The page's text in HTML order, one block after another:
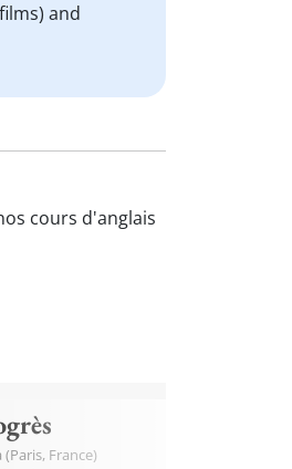
and
cours d'anglais
(Paris, France)